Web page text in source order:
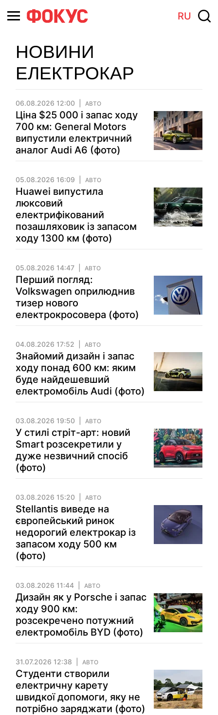
RU
НОВИНИ
ЕЛЕКТРОКАР
06.08.2026 12:00 АВТО
Ціна $25 000 і запас ходу
700 км: General Motors
випустили електричний
аналог Audi A6 (фото)
05.08.2026 16:09 АВТО
Huawei випустила
люксовий
електрифікований
позашляховик із запасом
ходу 1300 км (фото)
05.08.2026 14:47 АВТО
Перший погляд:
Volkswagen оприлюднив
тизер нового
електрокросовера (фото)
04.08.2026 17:52 АВТО
Знайомий дизайн і запас
ходу понад 600 км: яким
буде найдешевший
електромобіль Audi (фото)
03.08.2026 19:50 АВТО
У стилі стріт-арт: новий
Smart розсекретили у
дуже незвичний спосіб
(фото)
03.08.2026 15:20 АВТО
Stellantis виведе на
європейський ринок
недорогий електрокар із
запасом ходу 500 км
(фото)
03.08.2026 11:44 АВТО
Дизайн як у Porsche і запас
ходу 900 км:
розсекречено потужний
електромобіль BYD (фото)
31.07.2026 12:38 АВТО
Студенти створили
електричну карету
швидкої допомоги, яку не
потрібно заряджати (фото)